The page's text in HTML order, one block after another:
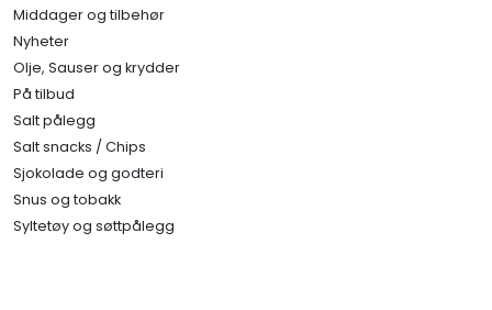
Middager og tilbehør
Nyheter
Olje, Sauser og krydder
På tilbud
Salt pålegg
Salt snacks / Chips
Sjokolade og godteri
Snus og tobakk
Syltetøy og søttpålegg